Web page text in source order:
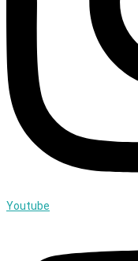
Youtube